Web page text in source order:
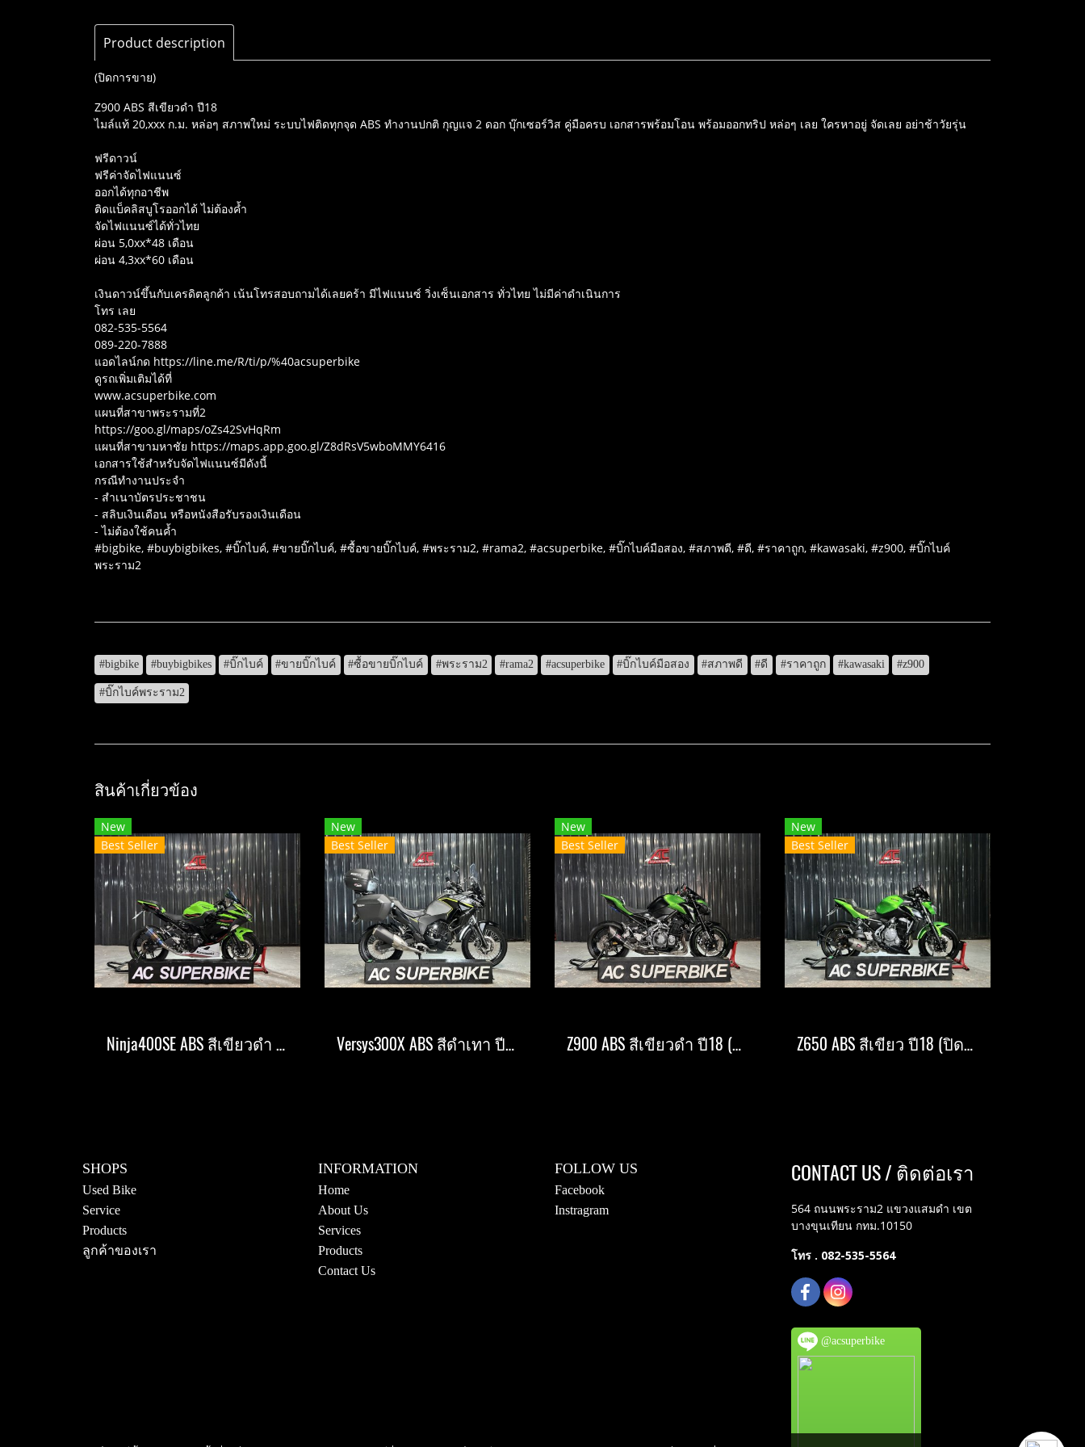
Product description
(ปิดการขาย)
Z900 ABS สีเขียวดำ ปี18
ไมล์แท้ 20,xxx ก.ม. หล่อๆ สภาพใหม่ ระบบไฟติดทุกจุด ABS ทำงานปกติ กุญแจ 2 ดอก บุ๊กเซอร์วิส คู่มือครบ เอกสารพร้อมโอน พร้อมออกทริป หล่อๆ เลย ใครหาอยู่ จัดเลย อย่าช้าวัยรุ่น
ฟรีดาวน์
ฟรีค่าจัดไฟแนนซ์
ออกได้ทุกอาชีพ
ติดแบ็คลิสบูโรออกได้ ไม่ต้องค้ำ
จัดไฟแนนซ์ได้ทั่วไทย
ผ่อน 5,0xx*48 เดือน
ผ่อน 4,3xx*60 เดือน
เงินดาวน์ขึ้นกับเครดิตลูกค้า เน้นโทรสอบถามได้เลยคร้า มีไฟแนนซ์ วิ่งเซ็นเอกสาร ทั่วไทย ไม่มีค่าดำเนินการ
โทร เลย
082-535-5564
089-220-7888
แอดไลน์กด https://line.me/R/ti/p/%40acsuperbike
ดูรถเพิ่มเติมได้ที่
www.acsuperbike.com
แผนที่สาขาพระรามที่2
https://goo.gl/maps/oZs42SvHqRm
แผนที่สาขามหาชัย https://maps.app.goo.gl/Z8dRsV5wboMMY6416
เอกสารใช้สำหรับจัดไฟแนนซ์มีดังนี้
กรณีทำงานประจำ
- สำเนาบัตรประชาชน
- สลิบเงินเดือน หรือหนังสือรับรองเงินเดือน
- ไม่ต้องใช้คนค้ำ
#bigbike, #buybigbikes, #บิ๊กไบค์, #ขายบิ๊กไบค์, #ซื้อขายบิ๊กไบค์, #พระราม2, #rama2, #acsuperbike, #บิ๊กไบค์มือสอง, #สภาพดี, #ดี, #ราคาถูก, #kawasaki, #z900, #บิ๊กไบค์
พระราม2
#bigbike #buybigbikes #บิ๊กไบค์ #ขายบิ๊กไบค์ #ซื้อขายบิ๊กไบค์ #พระราม2 #rama2 #acsuperbike #บิ๊กไบค์มือสอง #สภาพดี #ดี #ราคาถูก #kawasaki #z900
#บิ๊กไบค์พระราม2
สินค้าเกี่ยวข้อง
New
Best Seller
Ninja400SE ABS สีเขียวดำ ปี21 (ปิดการขาย)
New
Best Seller
Versys300X ABS สีดำเทา ปี2020
New
Best Seller
Z900 ABS สีเขียวดำ ปี18 (ปิดการขาย)
New
Best Seller
Z650 ABS สีเขียว ปี18 (ปิดการขาย)
SHOPS
Used Bike
Service
Products
ลูกค้าของเรา
INFORMATION
Home
About Us
Services
Products
Contact Us
FOLLOW US
Facebook
Instragram
CONTACT US / ติดต่อเรา
564 ถนนพระราม2 แขวงแสมดำ เขต
บางขุนเทียน กทม.10150
โทร . 082-535-5564
@acsuperbike